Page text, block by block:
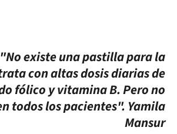
"No existe una pastilla para la
con altas dosis diarias de
fólico y vitamina B. Pero no
todos los pacientes". Yamila
Mansur